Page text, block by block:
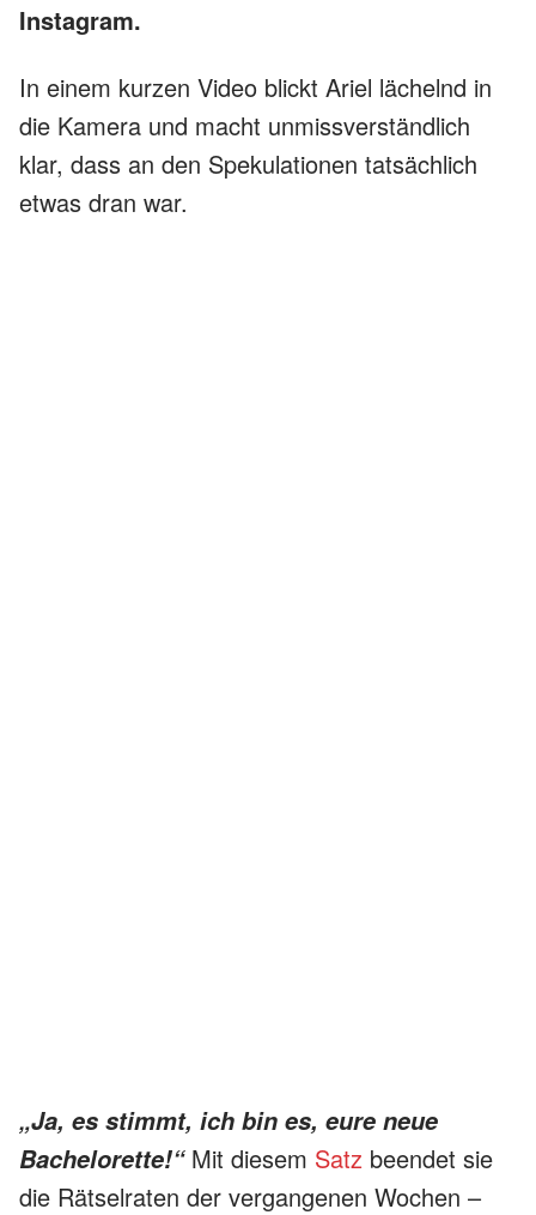
Instagram.
In einem kurzen Video blickt Ariel lächelnd in
die Kamera und macht unmissverständlich
klar, dass an den Spekulationen tatsächlich
etwas dran war.
„Ja, es stimmt, ich bin es, eure neue
Bachelorette!“Mit diesem Satz beendet sie
die Rätselraten der vergangenen Wochen –